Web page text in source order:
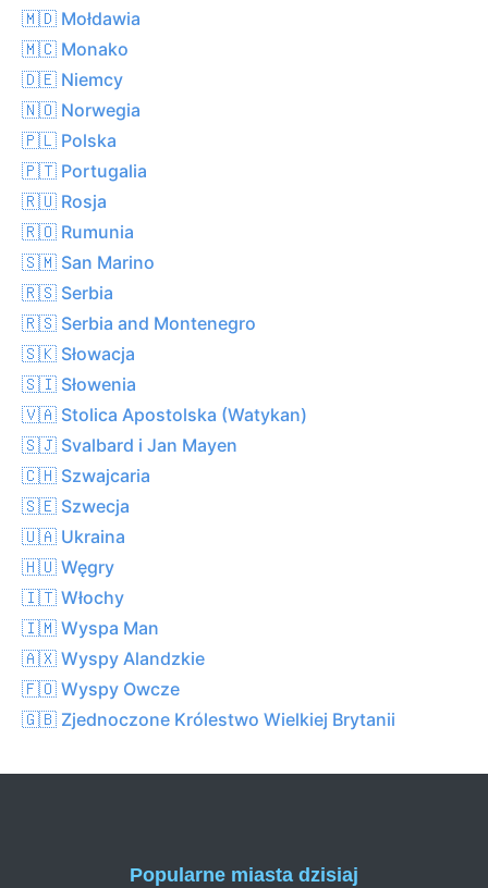
🇲🇩 Mołdawia
🇲🇨 Monako
🇩🇪 Niemcy
🇳🇴 Norwegia
🇵🇱 Polska
🇵🇹 Portugalia
🇷🇺 Rosja
🇷🇴 Rumunia
🇸🇲 San Marino
🇷🇸 Serbia
🇷🇸 Serbia and Montenegro
🇸🇰 Słowacja
🇸🇮 Słowenia
🇻🇦 Stolica Apostolska (Watykan)
🇸🇯 Svalbard i Jan Mayen
🇨🇭 Szwajcaria
🇸🇪 Szwecja
🇺🇦 Ukraina
🇭🇺 Węgry
🇮🇹 Włochy
🇮🇲 Wyspa Man
🇦🇽 Wyspy Alandzkie
🇫🇴 Wyspy Owcze
🇬🇧 Zjednoczone Królestwo Wielkiej Brytanii
Popularne miasta dzisiaj